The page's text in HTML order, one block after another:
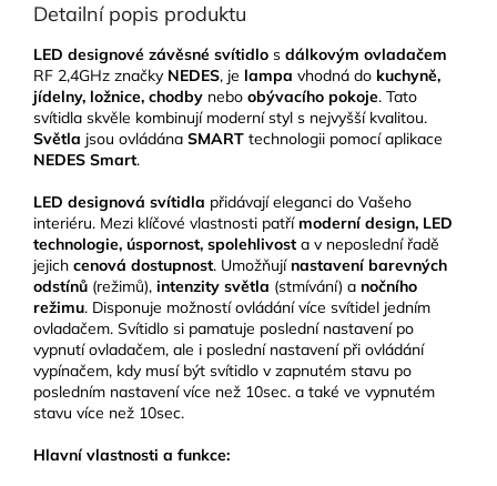
Detailní popis produktu
LED designové závěsné svítidlo s dálkovým ovladačem
RF 2,4GHz značky NEDES, je lampa vhodná do kuchyně,
jídelny, ložnice, chodby nebo obývacího pokoje. Tato
svítidla skvěle kombinují moderní styl s nejvyšší kvalitou.
Světla jsou ovládána SMART technologii pomocí aplikace
NEDES Smart.
LED designová svítidla přidávají eleganci do Vašeho
interiéru. Mezi klíčové vlastnosti patřímoderní design, LED
technologie, úspornost, spolehlivost a v neposlední řadě
jejich cenová dostupnost. Umožňujínastavení barevných
odstínů (režimů), intenzity světla (stmívání) a nočního
režimu. Disponuje možností ovládání více svítidel jedním
ovladačem. Svítidlo si pamatuje poslední nastavení po
vypnutí ovladačem, ale i poslední nastavení při ovládání
vypínačem, kdy musí být svítidlo v zapnutém stavu po
posledním nastavení více než 10sec. a také ve vypnutém
stavu více než 10sec.
Hlavní vlastnosti a funkce: